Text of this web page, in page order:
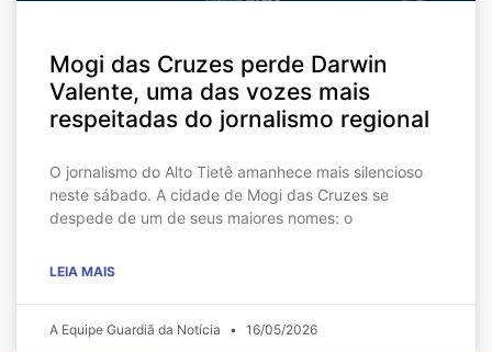
Mogi das Cruzes perde Darwin
Valente, uma das vozes mais
respeitadas do jornalismo regional
O jornalismo do Alto Tietê amanhece mais silencioso
neste sábado. A cidade de Mogi das Cruzes se
despede de um de seus maiores nomes: o
LEIA MAIS
A Equipe Guardiã da Notícia 16/05/2026